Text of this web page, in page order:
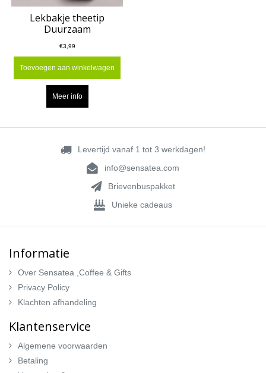
Lekbakje theetip
Duurzaam
€3,99
Toevoegen aan winkelwagen
Meer info
Levertijd vanaf 1 tot 3 werkdagen!
info@sensatea.com
Brievenbuspakket
Unieke cadeaus
Informatie
Over Sensatea ,Coffee & Gifts
Privacy Policy
Klachten afhandeling
Klantenservice
Algemene voorwaarden
Betaling